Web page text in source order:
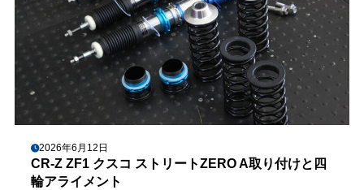
2026年6月12日
CR-Z ZF1 クスコ ストリートZERO A取り付けと四
輪アライメント